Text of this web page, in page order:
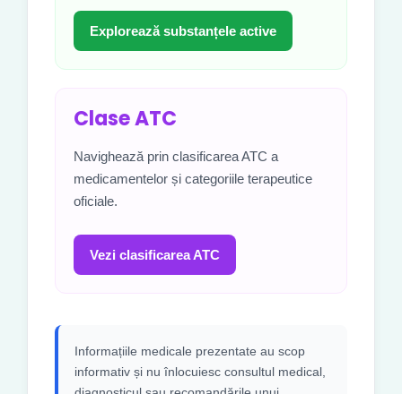
Explorează substanțele active
Clase ATC
Navighează prin clasificarea ATC a
medicamentelor și categoriile terapeutice
oficiale.
Vezi clasificarea ATC
Informațiile medicale prezentate au scop
informativ și nu înlocuiesc consultul medical,